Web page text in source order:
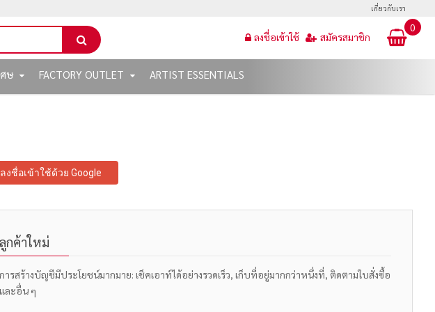
เกี่ยวกับเรา
0
ลงชื่อเข้าใช้ สมัครสมาชิก
ษ FACTORY OUTLET
ARTIST ESSENTIALS
ลงชื่อเข้าใช้ด้วย Google
ลูกค้าใหม่
การสร้างบัญชีมีประโยชน์มากมาย: เช็คเอาท์ได้อย่างรวดเร็ว, เก็บที่อยู่มากกว่าหนึ่งที่, ติดตามใบสั่งซื้อ
และอื่น ๆ